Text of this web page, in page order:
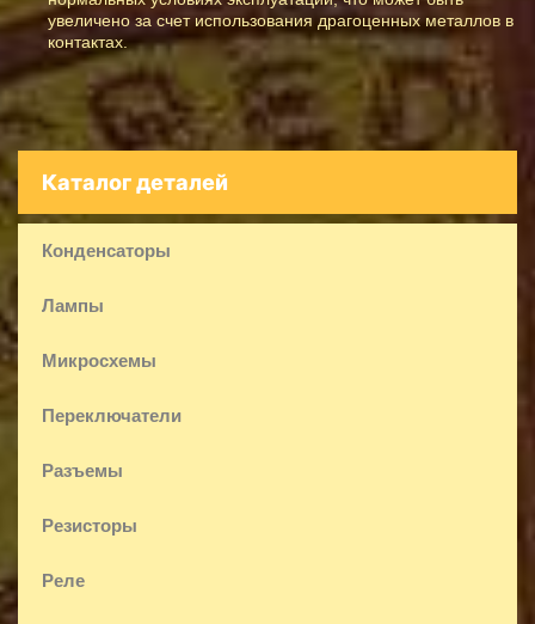
увеличено за счет использования драгоценных металлов в
контактах.
Каталог деталей
Конденсаторы
Лампы
Микросхемы
Переключатели
Разъемы
Резисторы
Реле